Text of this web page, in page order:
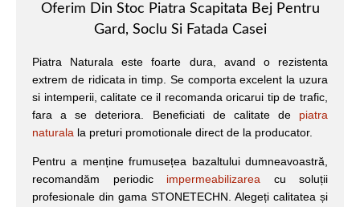
Oferim Din Stoc Piatra Scapitata Bej Pentru
Gard, Soclu Si Fatada Casei
Piatra Naturala este foarte dura, avand o rezistenta
extrem de ridicata in timp. Se comporta excelent la uzura
si intemperii, calitate ce il recomanda oricarui tip de trafic,
fara a se deteriora. Beneficiati de calitate de piatra
naturala la preturi promotionale direct de la producator.
Pentru a menține frumusețea bazaltului dumneavoastră,
recomandăm periodic impermeabilizarea cu soluții
profesionale din gama STONETECHN. Alegeți calitatea și